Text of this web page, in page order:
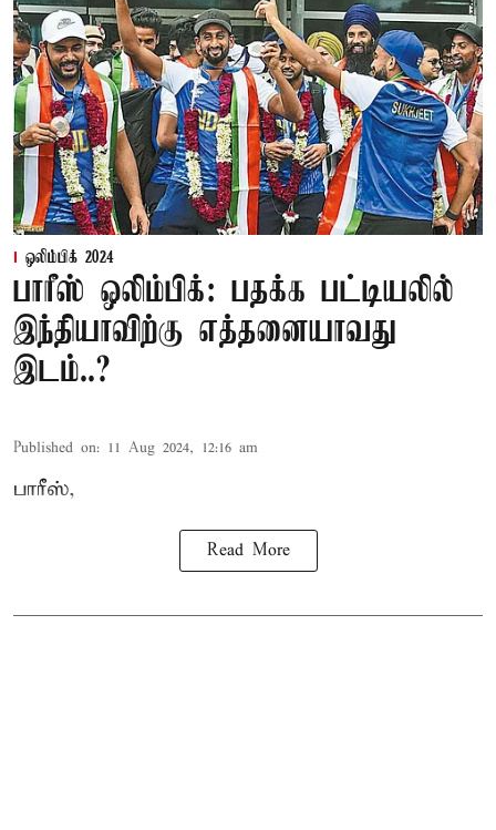
ஒலிம்பிக் 2024
பாரீஸ் ஒலிம்பிக்: பதக்க பட்டியலில்
இந்தியாவிற்கு எத்தனையாவது
இடம்..?
Published on: 11 Aug 2024, 12:16 am
பாரீஸ்,
Read More